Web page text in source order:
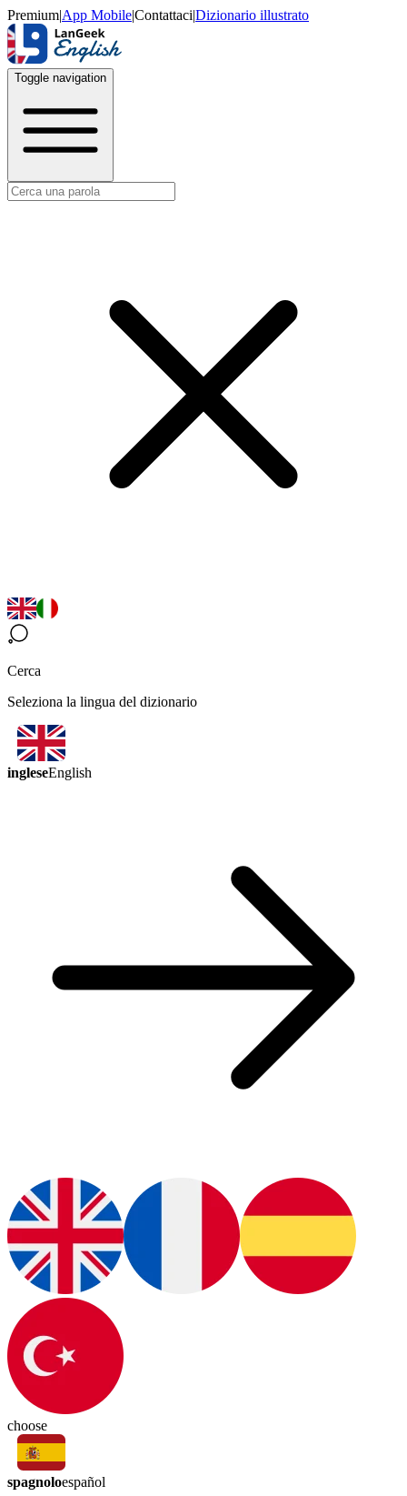
Premium|App Mobile|Contattaci|Dizionario illustrato
Toggle navigation
Cerca
Seleziona la lingua del dizionario
ingleseEnglish
choose
spagnoloespañol